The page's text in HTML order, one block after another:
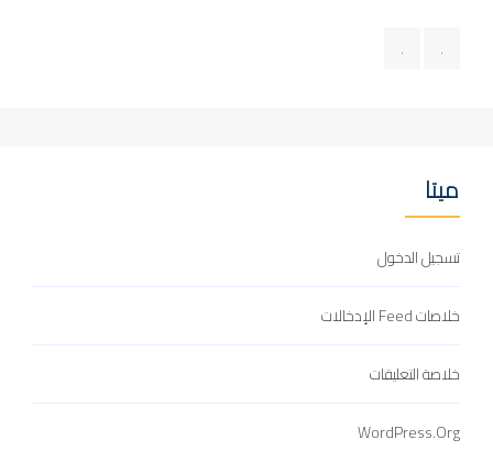
ميتا
تسجيل الدخول
خلاصات Feed الإدخالات
خلاصة التعليقات
WordPress.org